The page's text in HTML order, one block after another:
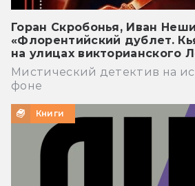
Горан Скробонья, Иван
«Флорентийский дублет.
на улицах викторианского
Мистический детектив на
фоне
Книги